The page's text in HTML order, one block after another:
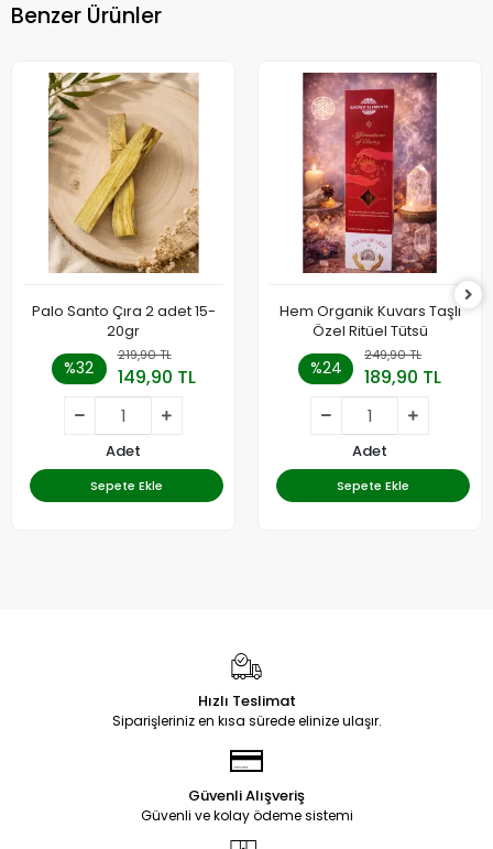
Benzer Ürünler
Palo Santo Çıra 2 adet 15-
20gr
%32
219,90 TL
149,90 TL
Adet
Sepete Ekle
Hem Organik Kuvars Taşlı
Özel Ritüel Tütsü
%24
249,90 TL
189,90 TL
Adet
Sepete Ekle
Hızlı Teslimat
Siparişleriniz en kısa sürede elinize ulaşır.
Güvenli Alışveriş
Güvenli ve kolay ödeme sistemi